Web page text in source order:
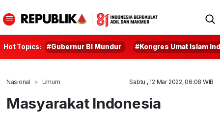
Hot Topics: #Gubernur BI Mundur #Kongres Umat Islam
Nasional Umum Sabtu , 12 Mar 2022, 06:08 WIB
Masyarakat Indonesia